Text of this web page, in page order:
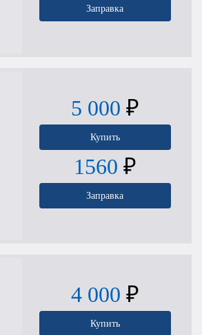
Заправка
5 000 ₽
Купить
1560 ₽
Заправка
4 000 ₽
Купить